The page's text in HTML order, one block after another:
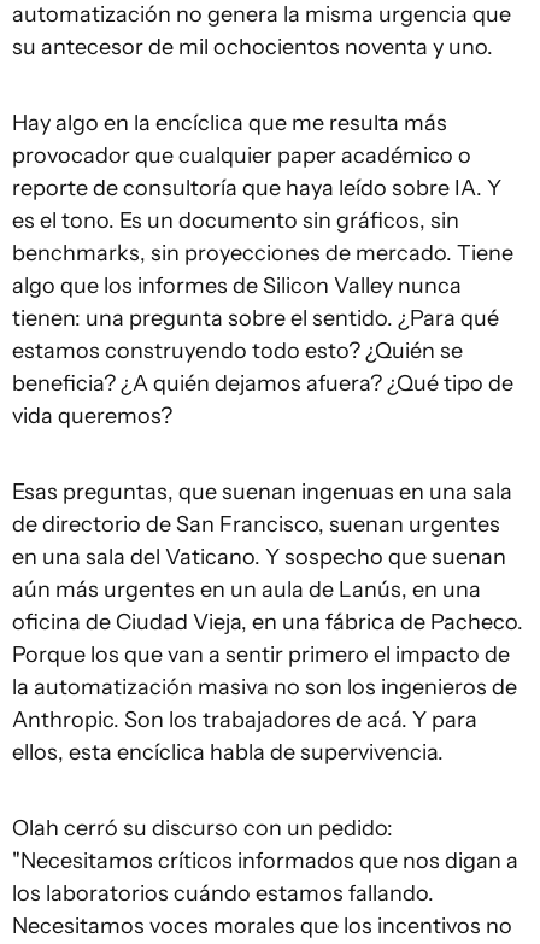
automatización no genera la misma urgencia que
su antecesor de mil ochocientos noventa y uno.
Hay algo en la encíclica que me resulta más
provocador que cualquier paper académico o
reporte de consultoría que haya leído sobre IA. Y
es el tono. Es un documento sin gráficos, sin
benchmarks, sin proyecciones de mercado. Tiene
algo que los informes de Silicon Valley nunca
tienen: una pregunta sobre el sentido. ¿Para qué
estamos construyendo todo esto? ¿Quién se
beneficia? ¿A quién dejamos afuera? ¿Qué tipo de
vida queremos?
Esas preguntas, que suenan ingenuas en una sala
de directorio de San Francisco, suenan urgentes
en una sala del Vaticano. Y sospecho que suenan
aún más urgentes en un aula de Lanús, en una
oficina de Ciudad Vieja, en una fábrica de Pacheco.
Porque los que van a sentir primero el impacto de
la automatización masiva no son los ingenieros de
Anthropic. Son los trabajadores de acá. Y para
ellos, esta encíclica habla de supervivencia.
Olah cerró su discurso con un pedido:
"Necesitamos críticos informados que nos digan a
los laboratorios cuándo estamos fallando.
Necesitamos voces morales que los incentivos no